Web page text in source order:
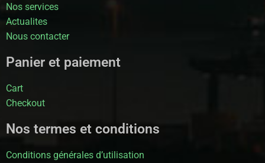
Nos services
Actualites
Nous contacter
Panier et paiement
Cart
Checkout
Nos termes et conditions
Conditions générales d’utilisation